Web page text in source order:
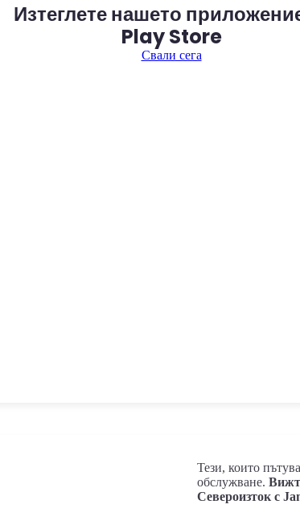
Изтеглете нашето
Play Store
Свали сега
Тези, които
обслужване.
Североизток с